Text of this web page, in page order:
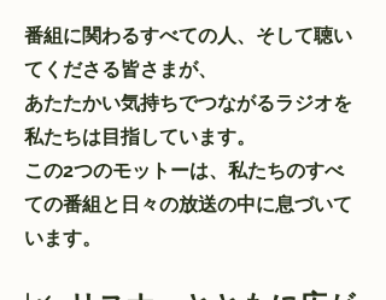
番組に関わるすべての人、そして聴い
てくださる皆さまが、
あたたかい気持ちでつながるラジオを
私たちは目指しています。
この2つのモットーは、私たちのすべ
ての番組と日々の放送の中に息づいて
います。